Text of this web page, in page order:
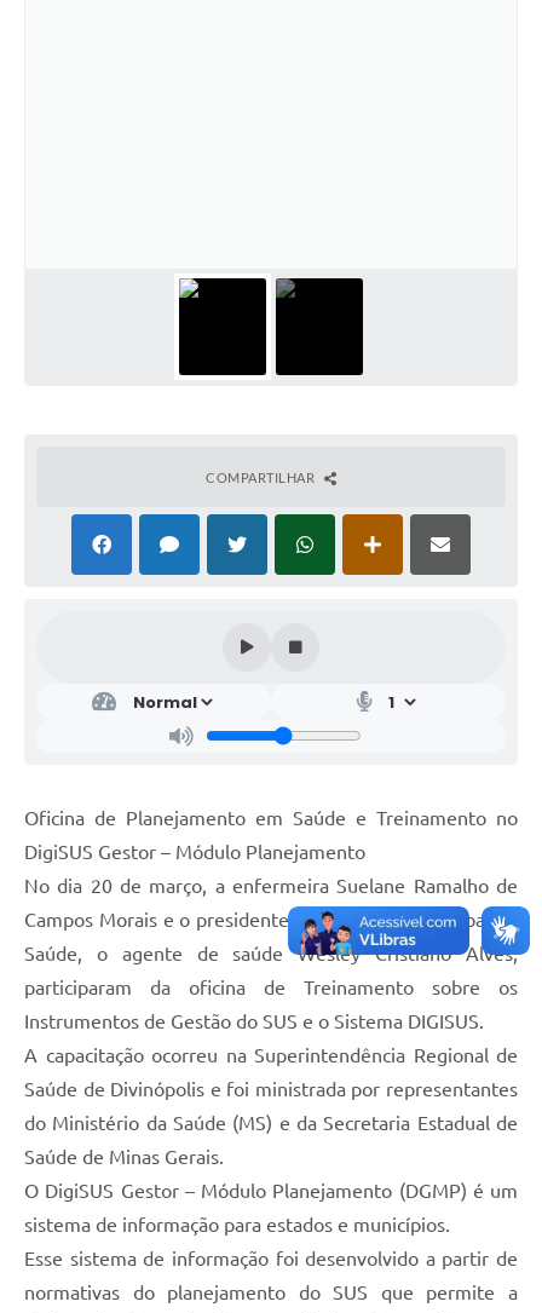
COMPARTILHAR
Oficina de Planejamento em Saúde e Treinamento no
DigiSUS Gestor – Módulo Planejamento
No dia 20 de março, a enfermeira Suelane Ramalho de
Campos Morais e o presidente do Conselho Municipal de
Saúde, o agente de saúde Wesley Cristiano Alves,
participaram da oficina de Treinamento sobre os
Instrumentos de Gestão do SUS e o Sistema DIGISUS.
A capacitação ocorreu na Superintendência Regional de
Saúde de Divinópolis e foi ministrada por representantes
do Ministério da Saúde (MS) e da Secretaria Estadual de
Saúde de Minas Gerais.
O DigiSUS Gestor – Módulo Planejamento (DGMP) é um
sistema de informação para estados e municípios.
Esse sistema de informação foi desenvolvido a partir de
normativas do planejamento do SUS que permite a